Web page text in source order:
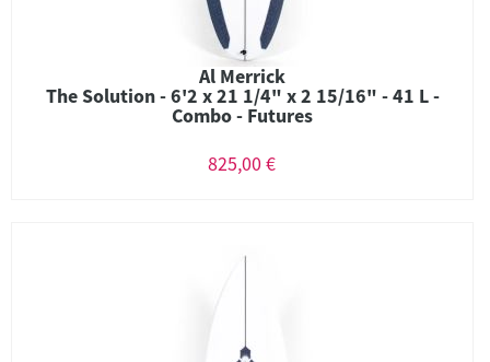
Al Merrick
The Solution - 6'2 x 21 1/4" x 2 15/16" - 41 L -
Combo - Futures
825,00 €